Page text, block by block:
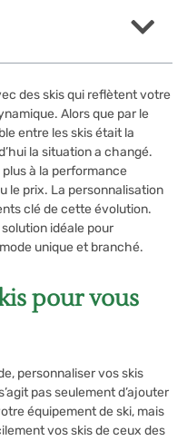
des skis qui reflètent votre
Alors que par le
entre les skis était la
la situation a changé.
à la performance
le prix. La personnalisation
clé de cette évolution.
idéale pour
unique et branché.
pour vous
personnaliser vos skis
pas seulement d’ajouter
équipement de ski, mais
vos skis de ceux des